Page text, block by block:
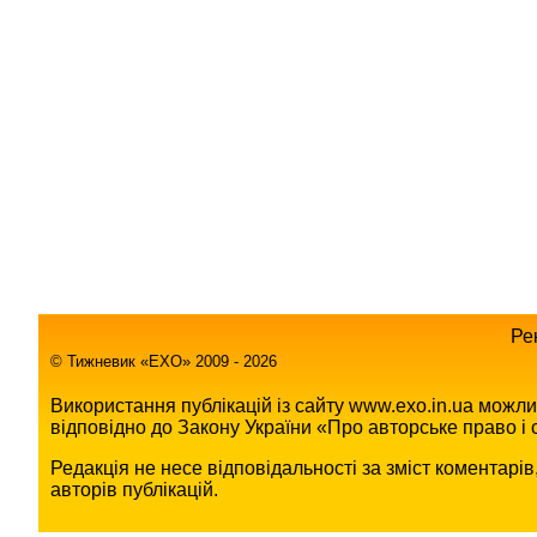
© Тижневик «EХO» 2009 - 2026
Використання публікацій із сайту www.exo.in.ua
відповідно до Закону України «Про авторське право і
Редакція не несе відповідальності за зміст
авторів публікацій.